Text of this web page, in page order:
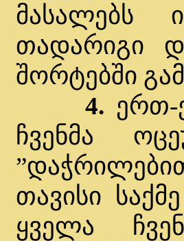
მასალებს
თადარიგი
შორტებში
4. ერთ-
ჩვენმა
თავისი
ყველა